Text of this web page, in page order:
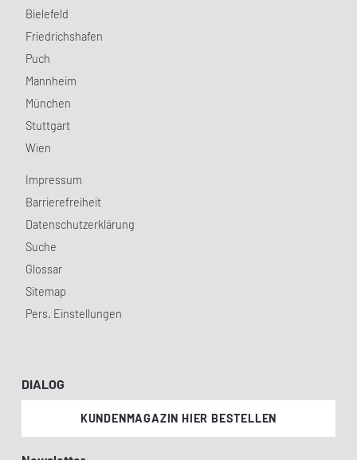
Bielefeld
Friedrichshafen
Puch
Mannheim
München
Stuttgart
Wien
Impressum
Barrierefreiheit
Datenschutzerklärung
Suche
Glossar
Sitemap
Pers. Einstellungen
DIALOG
KUNDENMAGAZIN HIER BESTELLEN